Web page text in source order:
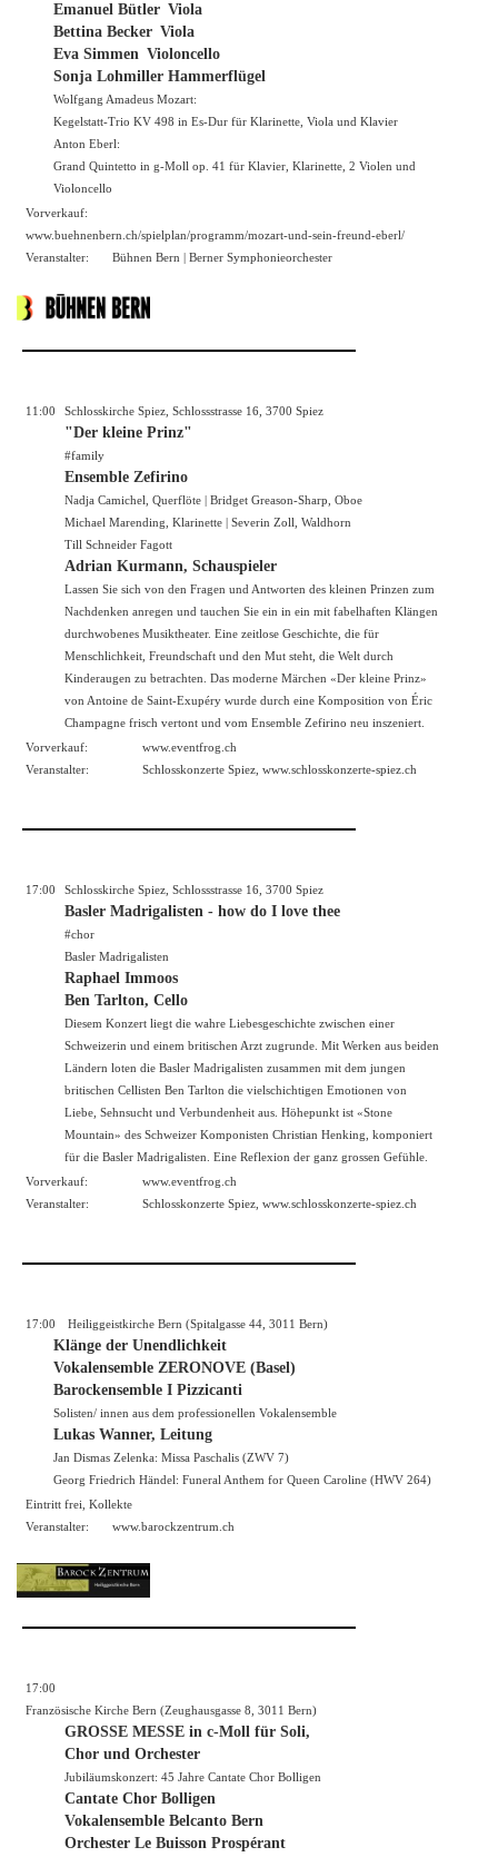
Emanuel Bütler Viola
Bettina Becker Viola
Eva Simmen Violoncello
Sonja Lohmiller Hammerflügel
Wolfgang Amadeus Mozart:
Kegelstatt-Trio KV 498 in Es-Dur für Klarinette, Viola und Klavier
Anton Eberl:
Grand Quintetto in g-Moll op. 41 für Klavier, Klarinette, 2 Violen und
Violoncello
Vorverkauf:
www.buehnenbern.ch/spielplan/programm/mozart-und-sein-freund-eberl/
Veranstalter:
Bühnen Bern | Berner Symphonieorchester
11:00 Schlosskirche Spiez, Schlossstrasse 16, 3700 Spiez
"Der kleine Prinz"
#family
Ensemble Zefirino
Nadja Camichel, Querflöte | Bridget Greason-Sharp, Oboe
Michael Marending, Klarinette | Severin Zoll, Waldhorn
Till Schneider Fagott
Adrian Kurmann, Schauspieler
Lassen Sie sich von den Fragen und Antworten des kleinen Prinzen zum
Nachdenken anregen und tauchen Sie ein in ein mit fabelhaften Klängen
durchwobenes Musiktheater. Eine zeitlose Geschichte, die für
Menschlichkeit, Freundschaft und den Mut steht, die Welt durch
Kinderaugen zu betrachten. Das moderne Märchen «Der kleine Prinz»
von Antoine de Saint-Exupéry wurde durch eine Komposition von Éric
Champagne frisch vertont und vom Ensemble Zefirino neu inszeniert.
Vorverkauf:
www.eventfrog.ch
Veranstalter:
Schlosskonzerte Spiez, www.schlosskonzerte-spiez.ch
17:00 Schlosskirche Spiez, Schlossstrasse 16, 3700 Spiez
Basler Madrigalisten - how do I love thee
#chor
Basler Madrigalisten
Raphael Immoos
Ben Tarlton, Cello
Diesem Konzert liegt die wahre Liebesgeschichte zwischen einer
Schweizerin und einem britischen Arzt zugrunde. Mit Werken aus beiden
Ländern loten die Basler Madrigalisten zusammen mit dem jungen
britischen Cellisten Ben Tarlton die vielschichtigen Emotionen von
Liebe, Sehnsucht und Verbundenheit aus. Höhepunkt ist «Stone
Mountain» des Schweizer Komponisten Christian Henking, komponiert
für die Basler Madrigalisten. Eine Reflexion der ganz grossen Gefühle.
Vorverkauf:
www.eventfrog.ch
Veranstalter:
Schlosskonzerte Spiez, www.schlosskonzerte-spiez.ch
17:00 Heiliggeistkirche Bern (Spitalgasse 44, 3011 Bern)
Klänge der Unendlichkeit
Vokalensemble ZERONOVE (Basel)
Barockensemble I Pizzicanti
Solisten/ innen aus dem professionellen Vokalensemble
Lukas Wanner, Leitung
Jan Dismas Zelenka: Missa Paschalis (ZWV 7)
Georg Friedrich Händel: Funeral Anthem for Queen Caroline (HWV 264)
Eintritt frei, Kollekte
Veranstalter:
www.barockzentrum.ch
17:00
Französische Kirche Bern (Zeughausgasse 8, 3011 Bern)
GROSSE MESSE in c-Moll für Soli,
Chor und Orchester
Jubiläumskonzert: 45 Jahre Cantate Chor Bolligen
Cantate Chor Bolligen
Vokalensemble Belcanto Bern
Orchester Le Buisson Prospérant